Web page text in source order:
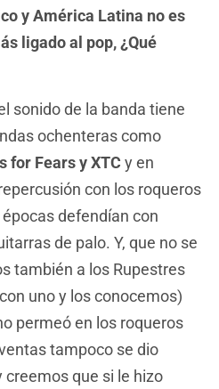
y América Latina no es
ligado al pop, ¿Qué
sonido de la banda tiene
ochenteras como
for Fears y XTC y en
con los roqueros
defendían con
de palo. Y, que no se
también a los Rupestres
uno y los conocemos)
permeó en los roqueros
tampoco se dio
que si le hizo